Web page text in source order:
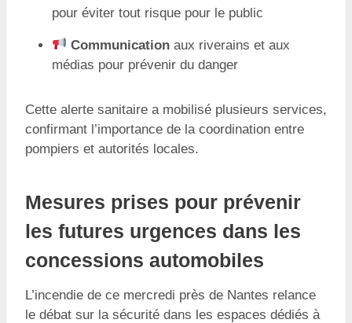
pour éviter tout risque pour le public
Communication aux riverains et aux
médias pour prévenir du danger
Cette alerte sanitaire a mobilisé plusieurs services,
confirmant l’importance de la coordination entre
pompiers et autorités locales.
Mesures prises pour prévenir
les futures urgences dans les
concessions automobiles
L’incendie de ce mercredi près de Nantes relance
le débat sur la sécurité dans les espaces dédiés à